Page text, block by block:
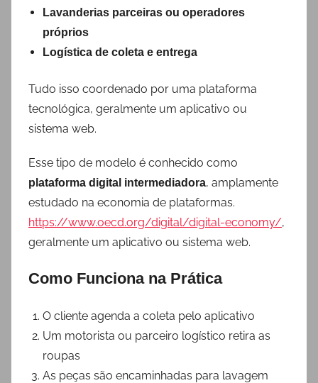
Lavanderias parceiras ou operadores
próprios
Logística de coleta e entrega
Tudo isso coordenado por uma plataforma
tecnológica, geralmente um aplicativo ou
sistema web.
Esse tipo de modelo é conhecido como
plataforma digital intermediadora, amplamente
estudado na economia de plataformas.
https://www.oecd.org/digital/digital-economy/,
geralmente um aplicativo ou sistema web.
Como Funciona na Prática
O cliente agenda a coleta pelo aplicativo
Um motorista ou parceiro logístico retira as
roupas
As peças são encaminhadas para lavagem